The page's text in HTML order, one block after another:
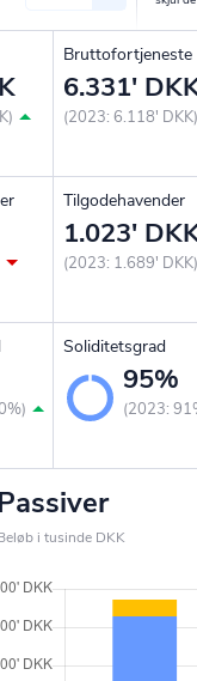
Bruttofortjeneste
6.331'
(2023: 6.118'
Tilgodehavender
1.023'
(2023: 1.689'
Soliditetsgrad
95%
(2023:
i tusinde DKK